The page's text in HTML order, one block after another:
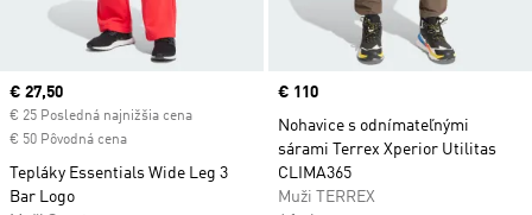
Current price
€ 27,50
€ 25 Posledná najnižšia cena
€ 50 Pôvodná cena
Tepláky Essentials Wide Leg 3
Bar Logo
Price
€ 110
Nohavice s odnímateľnými
sárami Terrex Xperior Utilitas
CLIMA365
Muži TERREX